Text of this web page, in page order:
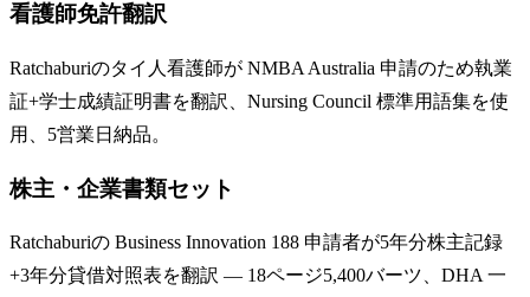
看護師免許翻訳
Ratchaburiのタイ人看護師が NMBA Australia 申請のため執業
証+学士成績証明書を翻訳、Nursing Council 標準用語集を使
用、5営業日納品。
株主・企業書類セット
Ratchaburiの Business Innovation 188 申請者が5年分株主記録
+3年分貸借対照表を翻訳 — 18ページ5,400バーツ、DHA 一